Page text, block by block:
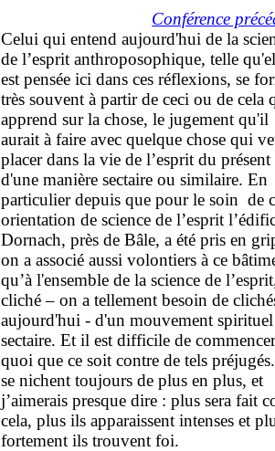
Conférence
Celui qui entend aujourd'hui de la
de l’esprit anthroposophique, telle
est pensée ici dans ces réflexions, se
très souvent à partir de ceci ou de cela
apprend sur la chose, le jugement qu'il
aurait à faire avec quelque chose qui
placer dans la vie de l’esprit du présent
d'une manière sectaire ou similaire. En
particulier depuis que pour le soin de
orientation de science de l’esprit
Dornach, près de Bâle, a été pris en
on a associé aussi volontiers à ce
qu’à l'ensemble de la science de
cliché – on a tellement besoin de
aujourd'hui - d'un mouvement spirituel
sectaire. Et il est difficile de commencer
quoi que ce soit contre de tels
se nichent toujours de plus en plus, et
j’aimerais presque dire : plus sera fait
cela, plus ils apparaissent intenses et
fortement ils trouvent foi.